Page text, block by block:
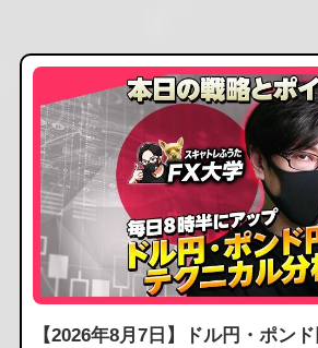
【2026年8月7日】ドル円・ポン